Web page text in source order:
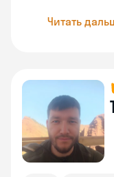
Читать